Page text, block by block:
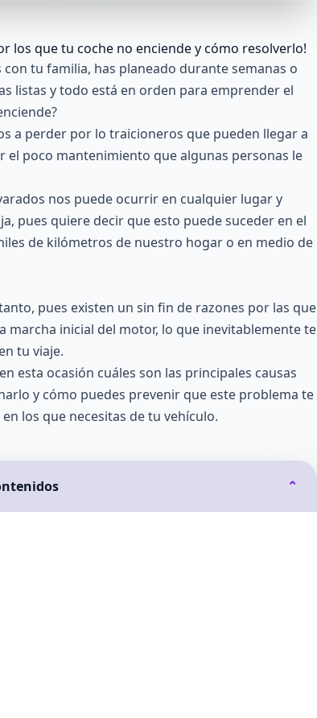
los que tu coche no enciende y cómo resolverlo!
tu familia, has planeado durante semanas o
listas y todo está en orden para emprender el
a perder por lo traicioneros que pueden llegar a
el poco mantenimiento que algunas personas le
nos puede ocurrir en cualquier lugar y
pues quiere decir que esto puede suceder en el
de kilómetros de nuestro hogar o en medio de
pues existen un sin fin de razones por las que
inicial del motor, lo que inevitablemente te
tu viaje.
esta ocasión cuáles son las principales causas
y cómo puedes prevenir que este problema te
los que necesitas de tu vehículo.
⌄